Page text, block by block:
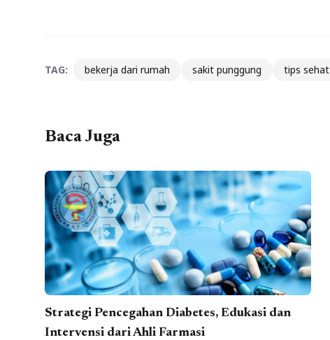
TAG: bekerja dari rumah sakit punggung tips sehat
Baca Juga
Strategi Pencegahan Diabetes, Edukasi dan
Intervensi dari Ahli Farmasi